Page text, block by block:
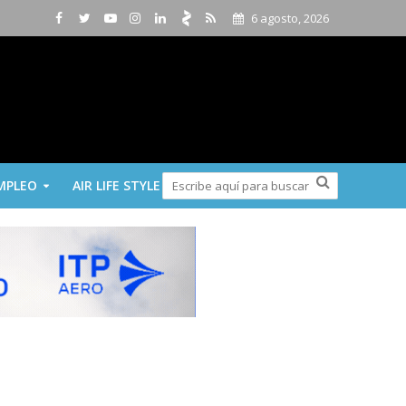
6 agosto, 2026
AIR LIFE STYLE